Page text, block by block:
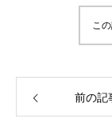
こ
前の記